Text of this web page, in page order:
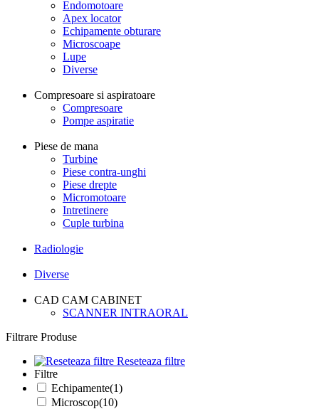
Endomotoare
Apex locator
Echipamente obturare
Microscoape
Lupe
Diverse
Compresoare si aspiratoare
Compresoare
Pompe aspiratie
Piese de mana
Turbine
Piese contra-unghi
Piese drepte
Micromotoare
Intretinere
Cuple turbina
Radiologie
Diverse
CAD CAM CABINET
SCANNER INTRAORAL
Filtrare Produse
Reseteaza filtre
Filtre
Echipamente(1)
Microscop(10)